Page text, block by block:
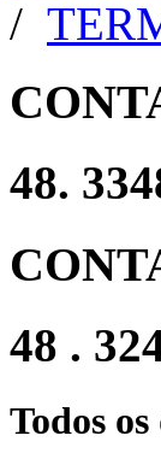
/
48.
48 .
Todos